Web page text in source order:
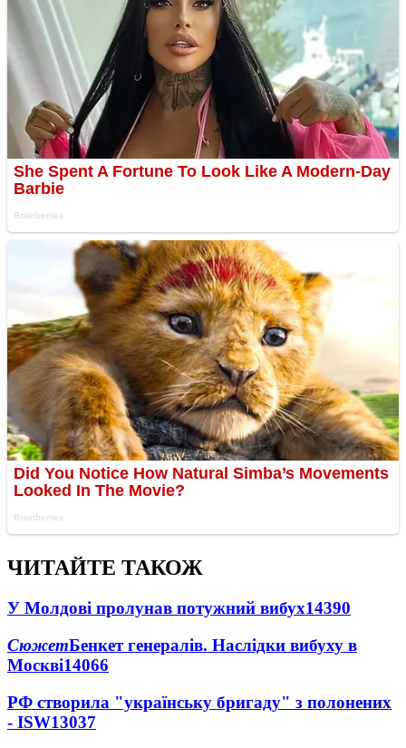
ЧИТАЙТЕ ТАКОЖ
У Молдові пролунав потужний вибух14390
СюжетБенкет генералів. Наслідки вибуху в
Москві14066
РФ створила "українську бригаду" з полонених
- ISW13037